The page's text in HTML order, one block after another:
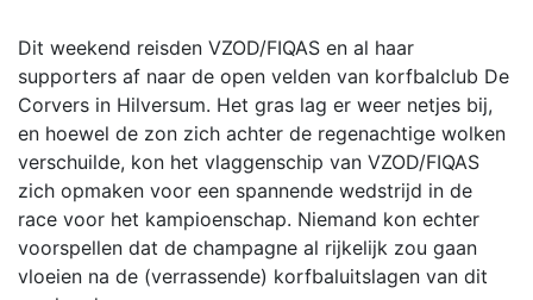
Dit weekend reisden VZOD/FIQAS en al haar
supporters af naar de open velden van korfbalclub De
Corvers in Hilversum. Het gras lag er weer netjes bij,
en hoewel de zon zich achter de regenachtige wolken
verschuilde, kon het vlaggenschip van VZOD/FIQAS
zich opmaken voor een spannende wedstrijd in de
race voor het kampioenschap. Niemand kon echter
voorspellen dat de champagne al rijkelijk zou gaan
vloeien na de (verrassende) korfbaluitslagen van dit